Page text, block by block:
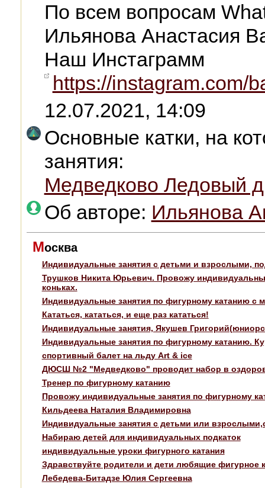
По всем вопросам
Ильянова Анастасия
Наш Инстаграмм
https://instagram.com/
12.07.2021, 14:09
Основные катки, на
занятия:
Медведково Ледовый
Об авторе: Ильянова
Москва
Индивидуальные занятия с детьми и взрослыми,
Трушков Никита Юрьевич. Провожу
коньках.
Индивидуальные занятия по фигурному катанию с
Кататься, кататься, и еще раз кататься!
Индивидуальные занятия, Якушев
Индивидуальные занятия по фигурному катанию.
спортивный балет на льду Art & ice
ДЮСШ №2 "Медведково" проводит набор в
Тренер по фигурному катанию
Провожу индивидуальные занятия по фигурному
Кильдеева Наталия Владимировна
Индивидуальные занятия с детьми или
Набираю детей для индивидуальных подкаток
индивидуальные уроки фигурного катания
Здравствуйте родители и дети любящие фигурное
Лебедева-Битадзе Юлия Сергеевна